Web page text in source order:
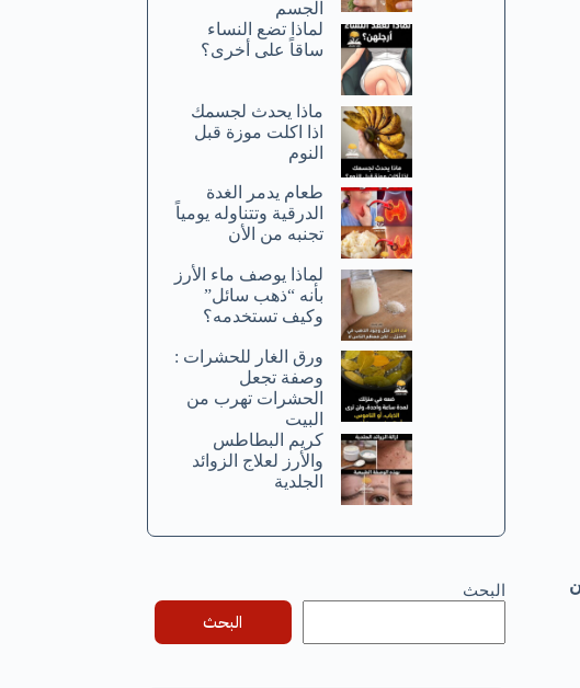
الجسم
لماذا تضع النساء
ساقاً على أخرى؟
ماذا يحدث لجسمك
اذا اكلت موزة قبل
النوم
طعام يدمر الغدة
الدرقية وتتناوله يومياً
تجنبه من الأن
لماذا يوصف ماء الأرز
بأنه “ذهب سائل”
وكيف تستخدمه؟
ورق الغار للحشرات :
وصفة تجعل
الحشرات تهرب من
البيت
كريم البطاطس
والأرز لعلاج الزوائد
الجلدية
البحث
البحث